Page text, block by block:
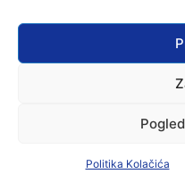
Politika Kolačića
3
U
o žrtvi